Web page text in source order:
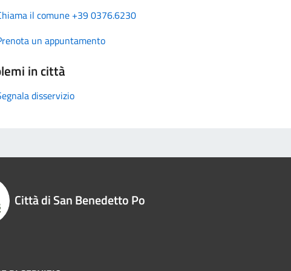
il comune +39 0376.6230
un appuntamento
in città
disservizio
Città di San Benedetto Po